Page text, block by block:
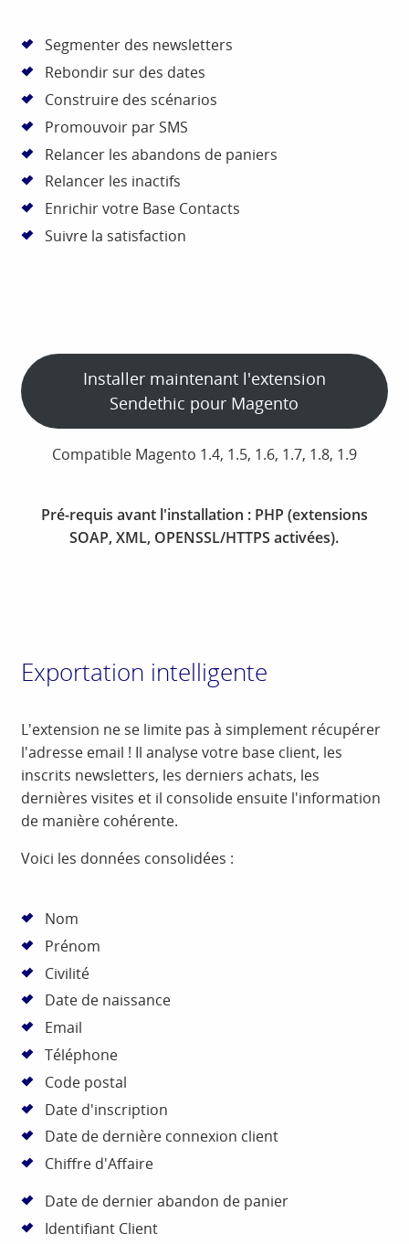
Segmenter des newsletters
Rebondir sur des dates
Construire des scénarios
Promouvoir par SMS
Relancer les abandons de paniers
Relancer les inactifs
Enrichir votre Base Contacts
Suivre la satisfaction
Installer maintenant l'extension
Sendethic pour Magento
Compatible Magento 1.4, 1.5, 1.6, 1.7, 1.8, 1.9
Pré-requis avant l'installation : PHP (extensions
SOAP, XML, OPENSSL/HTTPS activées).
Exportation intelligente
L'extension ne se limite pas à simplement récupérer
l'adresse email ! Il analyse votre base client, les
inscrits newsletters, les derniers achats, les
dernières visites et il consolide ensuite l'information
de manière cohérente.
Voici les données consolidées :
Nom
Prénom
Civilité
Date de naissance
Email
Téléphone
Code postal
Date d'inscription
Date de dernière connexion client
Chiffre d'Affaire
Date de dernier abandon de panier
Identifiant Client